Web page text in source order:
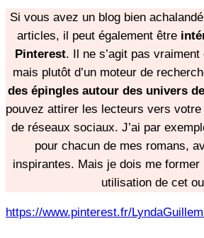
Si vous avez un blog bien
articles, il peut également être
Pinterest. Il ne s’agit pas vraiment
mais plutôt d’un moteur de
des épingles autour des univers
pouvez attirer les lecteurs vers
de réseaux sociaux. J’ai par
pour chacun de mes romans,
inspirantes. Mais je dois me former
utilisation de cet
https://www.pinterest.fr/